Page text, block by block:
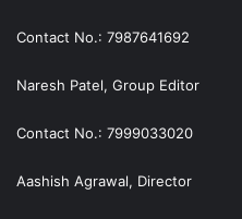
Contact No.: 7987641692
Naresh Patel, Group Editor
Contact No.: 7999033020
Aashish Agrawal, Director